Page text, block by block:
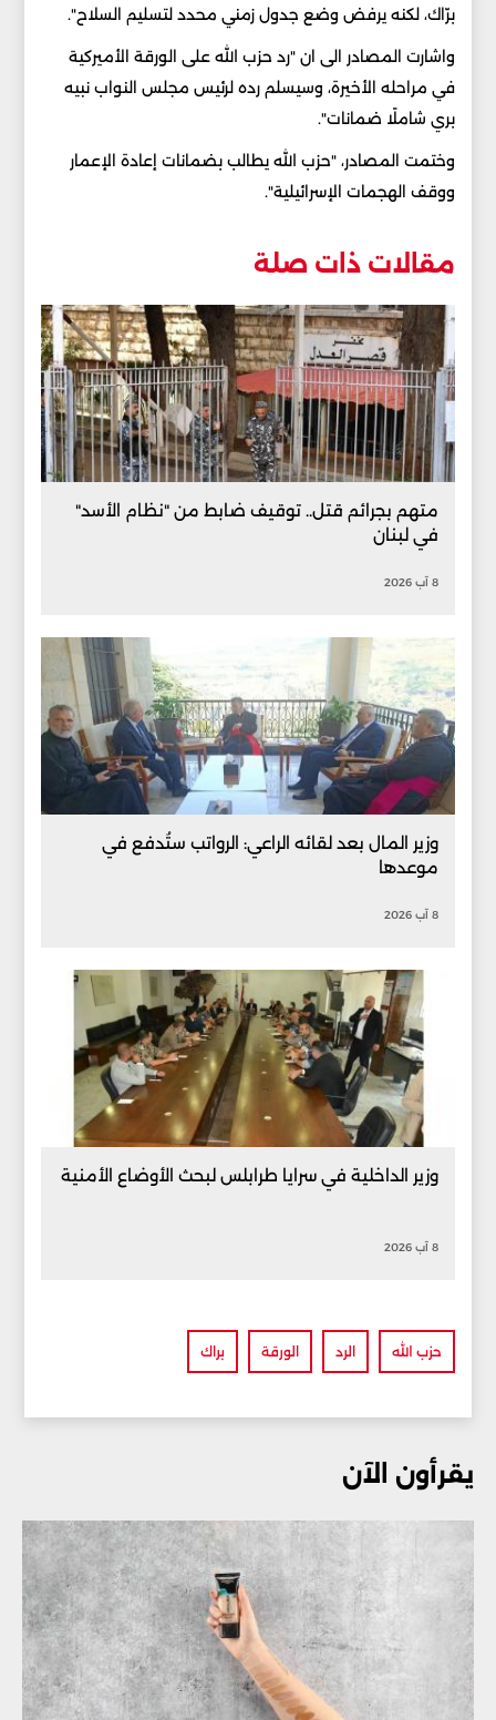
برّاك، لكنه يرفض وضع جدول زمني محدد لتسليم السلاح".
واشارت المصادر الى ان "رد حزب الله على الورقة الأميركية
في مراحله الأخيرة، وسيسلم رده لرئيس مجلس النواب نبيه
بري شاملًا ضمانات".
وختمت المصادر، "حزب الله يطالب بضمانات إعادة الإعمار
ووقف الهجمات الإسرائيلية".
مقالات ذات صلة
متهم بجرائم قتل.. توقيف ضابط من "نظام الأسد"
في لبنان
8 آب 2026
وزير المال بعد لقائه الراعي: الرواتب ستُدفع في
موعدها
8 آب 2026
وزير الداخلية في سرايا طرابلس لبحث الأوضاع الأمنية
8 آب 2026
حزب الله الرد الورقة براك
يقرأون الآن